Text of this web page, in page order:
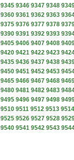
9345 9346 9347 9348
9360 9361 9362 9363
9375 9376 9377 9378
9390 9391 9392 9393
9405 9406 9407 9408
9420 9421 9422 9423
9435 9436 9437 9438
9450 9451 9452 9453
9465 9466 9467 9468
9480 9481 9482 9483
9495 9496 9497 9498
9510 9511 9512 9513 9514
9525 9526 9527 9528
9540 9541 9542 9543